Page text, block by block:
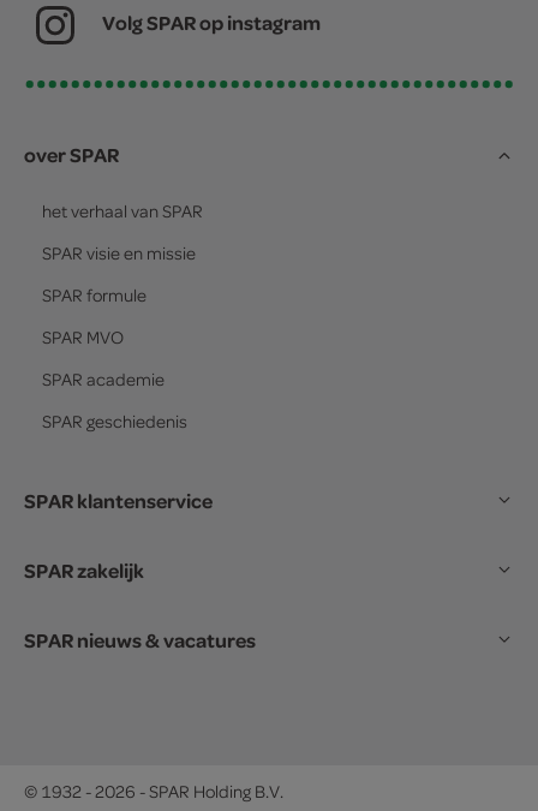
Volg SPAR op instagram
over SPAR
het verhaal van SPAR
SPAR visie en missie
SPAR formule
SPAR MVO
SPAR academie
SPAR geschiedenis
SPAR klantenservice
SPAR zakelijk
SPAR nieuws & vacatures
© 1932 - 2026 - SPAR Holding B.V.